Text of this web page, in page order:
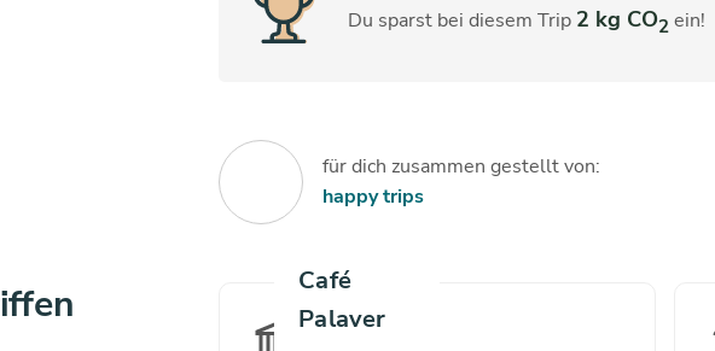
Du sparst bei diesem Trip 2 kg CO2 ein!
für dich zusammen gestellt von:
happy trips
Karlsruhe
Karlsruhe
Café
Palaver